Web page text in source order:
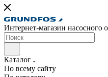
Интернет-магазин насосного
Каталог
По всему сайту